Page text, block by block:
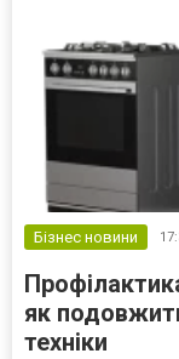
Бізнес новини
як
техніки